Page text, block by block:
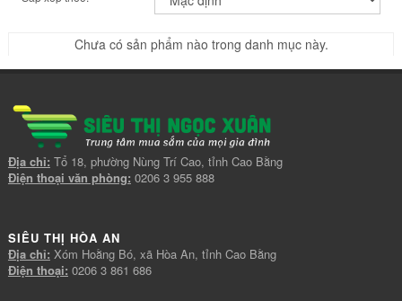
Chưa có sản phẩm nào trong danh mục này.
Địa chỉ: Tổ 18, phường Nùng Trí Cao, tỉnh Cao Bằng
Điện thoại văn phòng: 0206 3 955 888
SIÊU THỊ HÒA AN
Địa chỉ: Xóm Hoằng Bó, xã Hòa An, tỉnh Cao Bằng
Điện thoại: 0206 3 861 686